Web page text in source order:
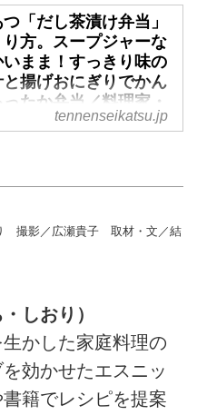
生活』2020年4月号掲
「だし茶漬け弁当」
方。スープジャーな
いまま！すっきり味の
と揚げおにぎりでかん
たか弁当／料理家・
しおりさん - 天然生活
tennenseikatsu.jp
撮影／広瀬貴子 取材・文／結
しおり）
かした家庭料理の
効かせたエスニッ
籍でレシピを提案